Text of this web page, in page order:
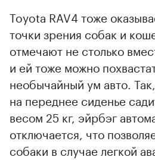
Toyota RAV4 тоже
точки зрения собак и
отмечают не столько
и ей тоже можно
необычайный ум авто.
на переднее сиденье
весом 25 кг, эйрбэг
отключается, что
собаки в случае легкой